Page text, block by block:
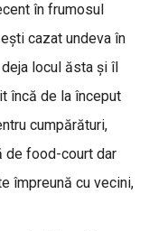
în frumosul
cazat undeva în
locul ăsta şi îl
încă de la început
cumpărături,
de food-court dar
împreună cu vecini,